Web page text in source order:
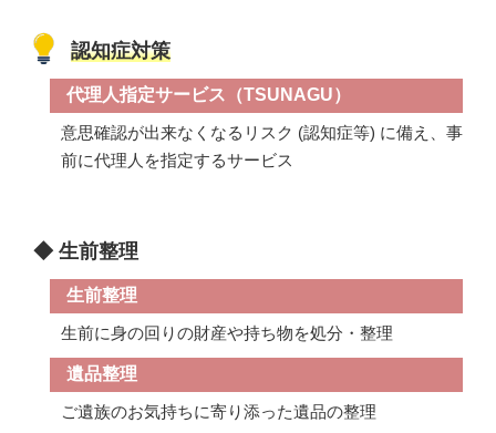
認知症対策
代理人指定サービス（TSUNAGU）
意思確認が出来なくなるリスク (認知症等) に備え、事
前に代理人を指定するサービス
◆ 生前整理
生前整理
生前に身の回りの財産や持ち物を処分・整理
遺品整理
ご遺族のお気持ちに寄り添った遺品の整理